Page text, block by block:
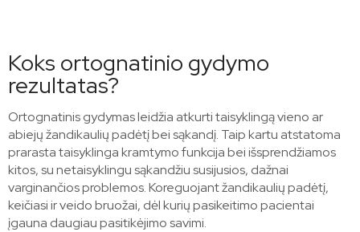
Koks ortognatinio gydymo
rezultatas?
Ortognatinis gydymas leidžia atkurti taisyklingą vieno ar
abiejų žandikaulių padėtį bei sąkandį. Taip kartu atstatoma
prarasta taisyklinga kramtymo funkcija bei išsprendžiamos
kitos, su netaisyklingu sąkandžiu susijusios, dažnai
varginančios problemos. Koreguojant žandikaulių padėtį,
keičiasi ir veido bruožai, dėl kurių pasikeitimo pacientai
įgauna daugiau pasitikėjimo savimi.